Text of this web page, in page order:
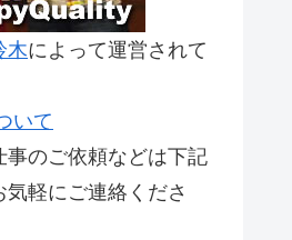
木によって運営されて
いて
事のご依頼などは下記
軽にご連絡くださ